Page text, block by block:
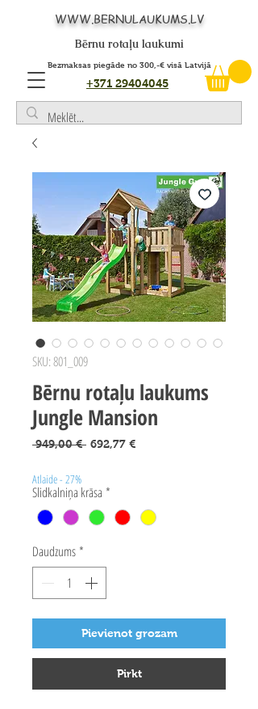
WWW.BERNULAUKUMS.LV
Bērnu rotaļu laukumi
Bezmaksas piegāde no 300,-€ visā Latvijā
+371 29404045
SKU: 801_009
Bērnu rotaļu laukums
Jungle Mansion
949,00 € Parastā
692,77 €
Atlaide - 27%
Slidkalniņa krāsa *
Daudzums *
Pievienot grozam
Pirkt